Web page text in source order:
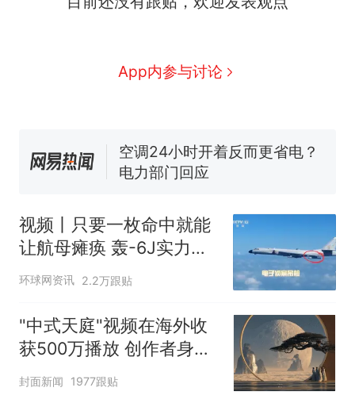
App内参与讨论
家，刚改国名，总统就邀请中
了……
视频丨只要一枚命中就能让航
5万的小车卖不动，40万以上
的抢着买
全部作废，公平么？
视频丨只要一枚命中就能
让航母瘫痪 轰-6J实力有
多强？
环球网资讯 2.2万跟贴
"中式天庭"视频在海外收
获500万播放 创作者身份
披露
封面新闻 1977跟贴